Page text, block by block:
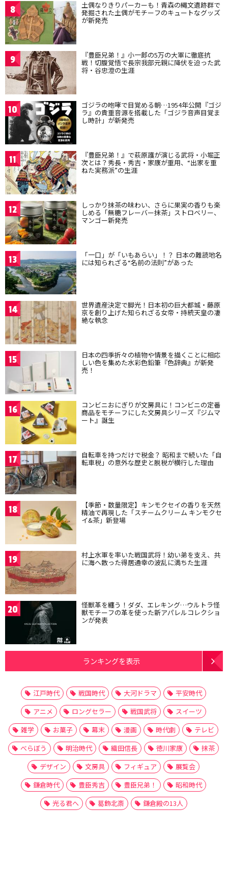
8 土偶なりきりパーカーも！青森の縄文遺跡群で
発掘された土偶がモチーフのキュートなグッズ
が新発売
9 『豊臣兄弟！』小一郎の5万の大軍に徹底抗
戦！切腹覚悟で長宗我部元親に降伏を迫った武
将・谷忠澄の生涯
10 ゴジラの咆哮で目覚める朝…1954年公開『ゴジ
ラ』の貴重音源を搭載した「ゴジラ音声目覚ま
し時計」が新発売
11 『豊臣兄弟！』で萩原護が演じる武将・小堀正
次とは？秀長・秀吉・家康が重用、“出家を重
ねた実務派”の生涯
12 しっかり抹茶の味わい、さらに果実の香りも楽
しめる「無糖フレーバー抹茶」ストロベリー、
マンゴー新発売
13 「一口」が「いもあらい」！？ 日本の難読地名
には知られざる“名前の法則”があった
14 世界遺産決定で脚光！日本初の巨大都城・藤原
京を創り上げた知られざる女帝・持統天皇の凄
絶な執念
15 日本の四季折々の植物や情景を描くことに相応
しい色を集めた水彩色鉛筆『色辞典』が新発
売！
16 コンビニおにぎりが文房具に！コンビニの定番
商品をモチーフにした文房具シリーズ『ジムマ
ート』誕生
17 自転車を持つだけで税金？ 昭和まで続いた「自
転車税」の意外な歴史と脱税が横行した理由
18 【季節・数量限定】キンモクセイの香りを天然
精油で再現した「スチームクリーム キンモクセ
イ&茶」新登場
19 村上水軍を率いた戦国武将！幼い弟を支え、共
に海へ散った得居通幸の波乱に満ちた生涯
20 怪獣革を纏う！ダダ、エレキング…ウルトラ怪
獣モチーフの革を使った新アパレルコレクショ
ンが発表
ランキングを表示
江戸時代 戦国時代 大河ドラマ
平安時代
アニメ
ロングセラー 戦国武将
スイーツ
雑学
お菓子 幕末 漫画 時代劇
テレビ
べらぼう
明治時代 織田信長 徳川家康
抹茶
デザイン
文房具 フィギュア
展覧会
鎌倉時代
豊臣秀吉 豊臣兄弟！
昭和時代
光る君へ
葛飾北斎 鎌倉殿の13人